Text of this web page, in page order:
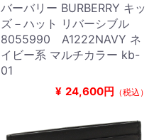
バーバリー BURBERRY キッ
ズ－ハット リバーシブル
8055990 A1222NAVY ネ
イビー系 マルチカラー kb-
01
¥ 24,600円 （税込）